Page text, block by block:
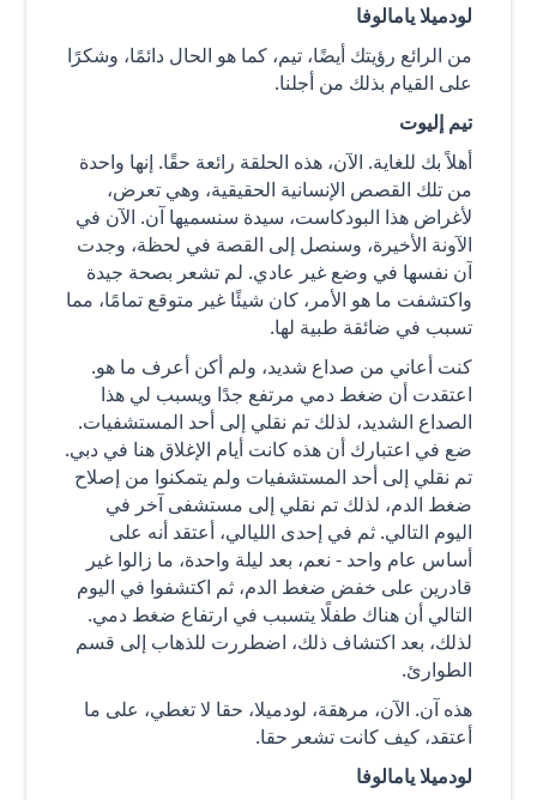
لودميلا يامالوفا
من الرائع رؤيتك أيضًا، تيم، كما هو الحال دائمًا، وشكرًا
على القيام بذلك من أجلنا.
تيم إليوت
أهلاً بك للغاية. الآن، هذه الحلقة رائعة حقًا. إنها واحدة
من تلك القصص الإنسانية الحقيقية، وهي تعرض،
لأغراض هذا البودكاست، سيدة سنسميها آن. الآن في
الآونة الأخيرة، وسنصل إلى القصة في لحظة، وجدت
آن نفسها في وضع غير عادي. لم تشعر بصحة جيدة
واكتشفت ما هو الأمر، كان شيئًا غير متوقع تمامًا، مما
تسبب في ضائقة طبية لها.
كنت أعاني من صداع شديد، ولم أكن أعرف ما هو.
اعتقدت أن ضغط دمي مرتفع جدًا ويسبب لي هذا
الصداع الشديد، لذلك تم نقلي إلى أحد المستشفيات.
ضع في اعتبارك أن هذه كانت أيام الإغلاق هنا في دبي.
تم نقلي إلى أحد المستشفيات ولم يتمكنوا من إصلاح
ضغط الدم، لذلك تم نقلي إلى مستشفى آخر في
اليوم التالي. ثم في إحدى الليالي، أعتقد أنه على
أساس عام واحد - نعم، بعد ليلة واحدة، ما زالوا غير
قادرين على خفض ضغط الدم، ثم اكتشفوا في اليوم
التالي أن هناك طفلًا يتسبب في ارتفاع ضغط دمي.
لذلك، بعد اكتشاف ذلك، اضطررت للذهاب إلى قسم
الطوارئ.
هذه آن. الآن، مرهقة، لودميلا، حقا لا تغطي، على ما
أعتقد، كيف كانت تشعر حقا.
لودميلا يامالوفا